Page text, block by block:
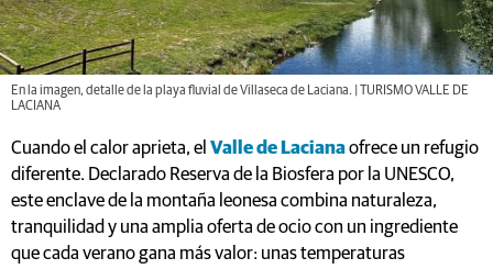
En la imagen, detalle de la playa fluvial de Villaseca de Laciana. | TURISMO VALLE DE
LACIANA
Cuando el calor aprieta, el Valle de Lacianaofrece un refugio
diferente. Declarado Reserva de la Biosfera por la UNESCO,
este enclave de la montaña leonesa combina naturaleza,
tranquilidad y una amplia oferta de ocio con un ingrediente
que cada verano gana más valor: unas temperaturas